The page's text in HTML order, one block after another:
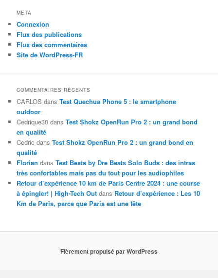
MÉTA
Connexion
Flux des publications
Flux des commentaires
Site de WordPress-FR
COMMENTAIRES RÉCENTS
CARLOS dansTest Quechua Phone 5 : le smartphone
outdoor
Cedrique30 dansTest Shokz OpenRun Pro 2 : un grand bond
en qualité
Cedric dansTest Shokz OpenRun Pro 2 : un grand bond en
qualité
Florian dansTest Beats by Dre Beats Solo Buds : des intras
très confortables mais pas du tout pour les audiophiles
Retour d’expérience 10 km de Paris Centre 2024 : une course
à épingler! | High-Tech Out dans Retour d’expérience : Les 10
Km de Paris, parce que Paris est une fête
Fièrement propulsé par WordPress